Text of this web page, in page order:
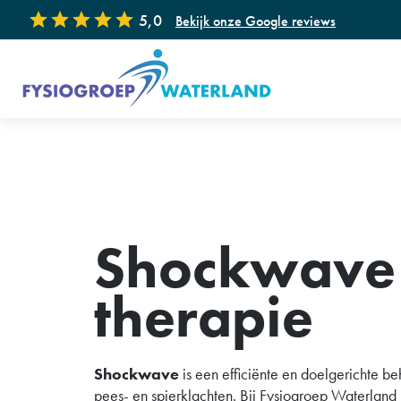
5,0 Bekijk onze Google reviews
Floor® Bevallingsvoorbereiding
Manuele therapie
Kinderfysiotherapie
Appeltje Eitje (Leefstijl coaching voor
Revalidatie na COVID-19
Shockwave
therapie
Shockwave is een efficiënte en doelgerichte
pees- en spierklachten. Bij Fysiogroep Waterland